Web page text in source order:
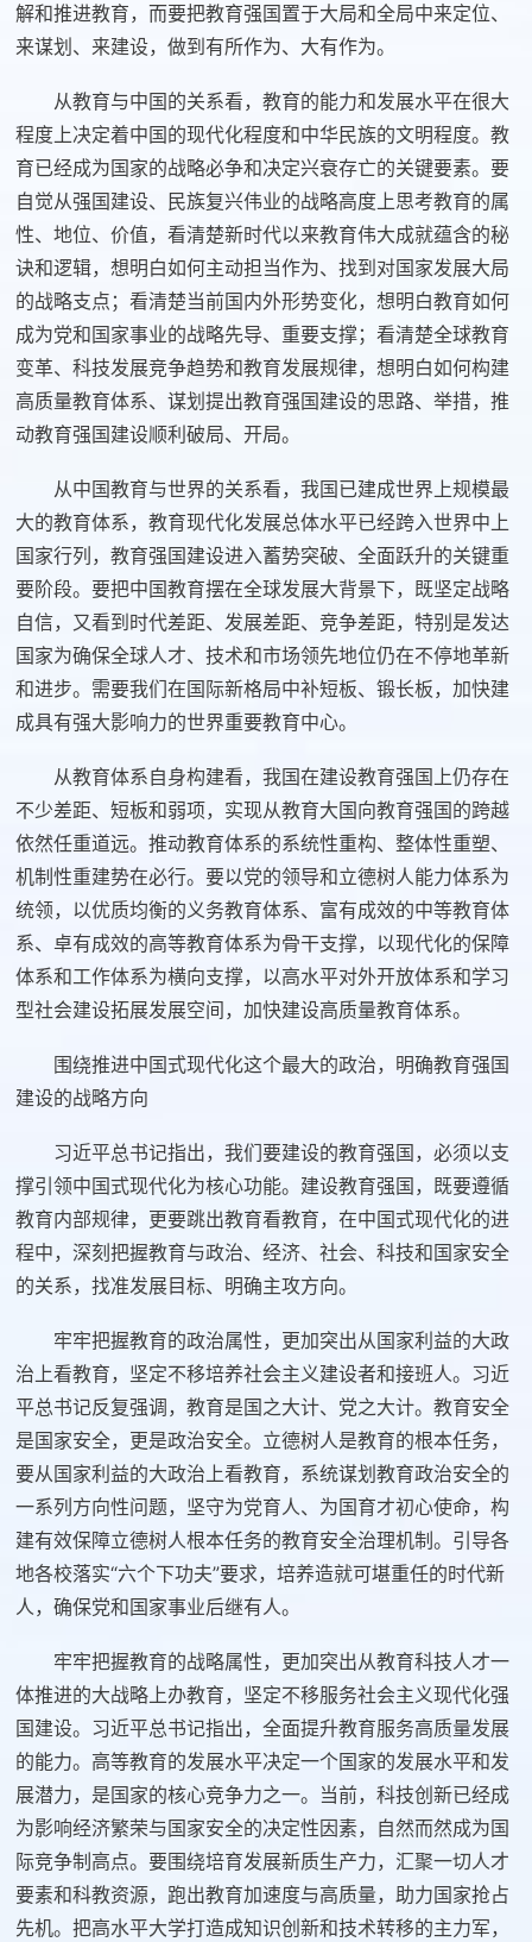
解和推进教育，而要把教育强国置于大局和全局中来定位、
来谋划、来建设，做到有所作为、大有作为。
从教育与中国的关系看，教育的能力和发展水平在很大
程度上决定着中国的现代化程度和中华民族的文明程度。教
育已经成为国家的战略必争和决定兴衰存亡的关键要素。要
自觉从强国建设、民族复兴伟业的战略高度上思考教育的属
性、地位、价值，看清楚新时代以来教育伟大成就蕴含的秘
诀和逻辑，想明白如何主动担当作为、找到对国家发展大局
的战略支点；看清楚当前国内外形势变化，想明白教育如何
成为党和国家事业的战略先导、重要支撑；看清楚全球教育
变革、科技发展竞争趋势和教育发展规律，想明白如何构建
高质量教育体系、谋划提出教育强国建设的思路、举措，推
动教育强国建设顺利破局、开局。
从中国教育与世界的关系看，我国已建成世界上规模最
大的教育体系，教育现代化发展总体水平已经跨入世界中上
国家行列，教育强国建设进入蓄势突破、全面跃升的关键重
要阶段。要把中国教育摆在全球发展大背景下，既坚定战略
自信，又看到时代差距、发展差距、竞争差距，特别是发达
国家为确保全球人才、技术和市场领先地位仍在不停地革新
和进步。需要我们在国际新格局中补短板、锻长板，加快建
成具有强大影响力的世界重要教育中心。
从教育体系自身构建看，我国在建设教育强国上仍存在
不少差距、短板和弱项，实现从教育大国向教育强国的跨越
依然任重道远。推动教育体系的系统性重构、整体性重塑、
机制性重建势在必行。要以党的领导和立德树人能力体系为
统领，以优质均衡的义务教育体系、富有成效的中等教育体
系、卓有成效的高等教育体系为骨干支撑，以现代化的保障
体系和工作体系为横向支撑，以高水平对外开放体系和学习
型社会建设拓展发展空间，加快建设高质量教育体系。
围绕推进中国式现代化这个最大的政治，明确教育强国
建设的战略方向
习近平总书记指出，我们要建设的教育强国，必须以支
撑引领中国式现代化为核心功能。建设教育强国，既要遵循
教育内部规律，更要跳出教育看教育，在中国式现代化的进
程中，深刻把握教育与政治、经济、社会、科技和国家安全
的关系，找准发展目标、明确主攻方向。
牢牢把握教育的政治属性，更加突出从国家利益的大政
治上看教育，坚定不移培养社会主义建设者和接班人。习近
平总书记反复强调，教育是国之大计、党之大计。教育安全
是国家安全，更是政治安全。立德树人是教育的根本任务，
要从国家利益的大政治上看教育，系统谋划教育政治安全的
一系列方向性问题，坚守为党育人、为国育才初心使命，构
建有效保障立德树人根本任务的教育安全治理机制。引导各
地各校落实“六个下功夫”要求，培养造就可堪重任的时代新
人，确保党和国家事业后继有人。
牢牢把握教育的战略属性，更加突出从教育科技人才一
体推进的大战略上办教育，坚定不移服务社会主义现代化强
国建设。习近平总书记指出，全面提升教育服务高质量发展
的能力。高等教育的发展水平决定一个国家的发展水平和发
展潜力，是国家的核心竞争力之一。当前，科技创新已经成
为影响经济繁荣与国家安全的决定性因素，自然而然成为国
际竞争制高点。要围绕培育发展新质生产力，汇聚一切人才
要素和科教资源，跑出教育加速度与高质量，助力国家抢占
先机。把高水平大学打造成知识创新和技术转移的主力军，